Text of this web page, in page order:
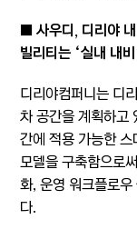
■ 사우디, 디리야
빌리티는 ‘실내 내
디리야컴퍼니는 디
차 공간을 계획하고
간에 적용 가능한
모델을 구축함으로
화, 운영 워크플로
다.